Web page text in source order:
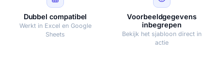
Dubbel compatibel
Werkt in Excel en Google
Sheets
Voorbeeldgegevens
inbegrepen
Bekijk het sjabloon direct in
actie